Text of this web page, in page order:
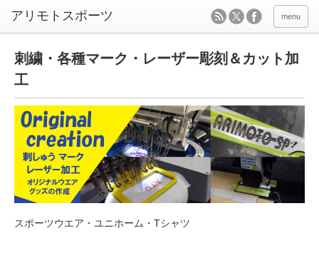
menu
刺繍・各種マーク・レーザー彫刻＆カット加
工
スポーツウエア・ユニホーム・Tシャツ